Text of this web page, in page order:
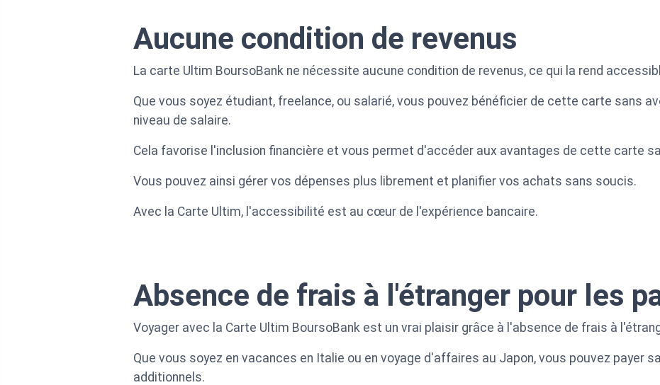
Aucune condition de revenus
La carte Ultim BoursoBank ne nécessite aucune condition de revenus, ce qui la rend
Que vous soyez étudiant, freelance, ou salarié, vous pouvez bénéficier de cette carte sans
niveau de salaire.
Cela favorise l'inclusion financière et vous permet d'accéder aux avantages de cette carte
Vous pouvez ainsi gérer vos dépenses plus librement et planifier vos achats sans soucis.
Avec la Carte Ultim, l'accessibilité est au cœur de l'expérience bancaire.
Absence de frais à l'étranger pour les
Voyager avec la Carte Ultim BoursoBank est un vrai plaisir grâce à l'absence de frais à
Que vous soyez en vacances en Italie ou en voyage d'affaires au Japon, vous pouvez payer
additionnels.